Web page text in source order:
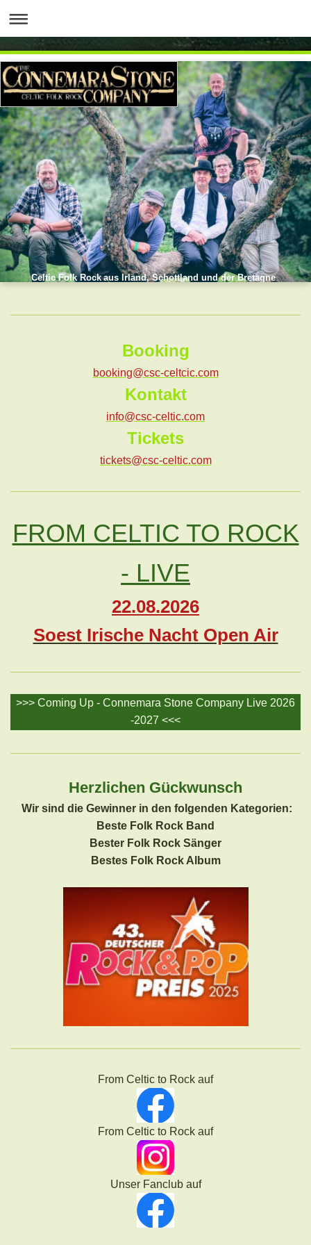
Celtic Folk Rock aus Irland, Schottland und der Bretagne
Booking
booking@csc-celtcic.com
Kontakt
info@csc-celtic.com
Tickets
tickets@csc-celtic.com
FROM CELTIC TO ROCK
- LIVE
22.08.2026
Soest Irische Nacht Open Air
>>> Coming Up - Connemara Stone Company Live 2026
-2027 <<<
Herzlichen Gückwunsch
Wir sind die Gewinner in den folgenden Kategorien:
Beste Folk Rock Band
Bester Folk Rock Sänger
Bestes Folk Rock Album
From Celtic to Rock auf
From Celtic to Rock auf
Unser Fanclub auf